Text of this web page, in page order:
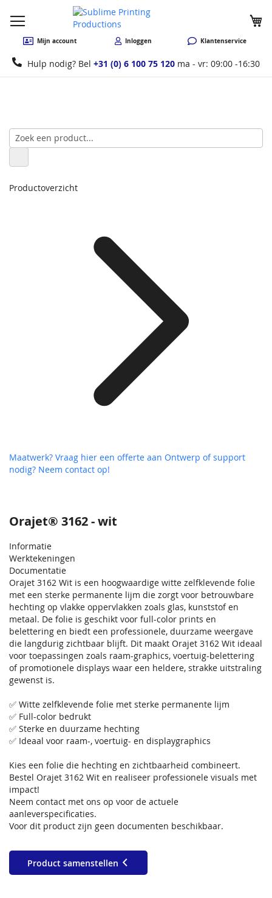
Mijn account Inloggen Klantenservice
Hulp nodig? Bel +31 (0) 6 100 75 120 ma - vr: 09:00 -16:30
Orajet® 3162 - wit
Informatie
Werktekeningen
Documentatie
Orajet 3162 Wit is een hoogwaardige witte zelfklevende folie
met een sterke permanente lijm die zorgt voor betrouwbare
hechting op vlakke oppervlakken zoals glas, kunststof en
metaal. De folie is geschikt voor full-color prints en
belettering en biedt een professionele, duurzame weergave
die langdurig zichtbaar blijft. Dit maakt Orajet 3162 Wit ideaal
voor toepassingen zoals raam-graphics, voertuig-belettering
of promotionele displays waar een heldere, strakke uitstraling
gewenst is.
✅ Witte zelfklevende folie met sterke permanente lijm
✅ Full-color bedrukt
✅ Sterke en duurzame hechting
✅ Ideaal voor raam-, voertuig- en displaygraphics
Kies een folie die hechting en zichtbaarheid combineert.
Bestel Orajet 3162 Wit en realiseer professionele visuals met
impact!
Neem contact met ons op voor de actuele
aanleverspecificaties.
Voor dit product zijn geen documenten beschikbaar.
Product samenstellen
Productoverzicht
Maatwerk? Vraag hier een offerte aan Ontwerp of support
nodig? Neem contact op!